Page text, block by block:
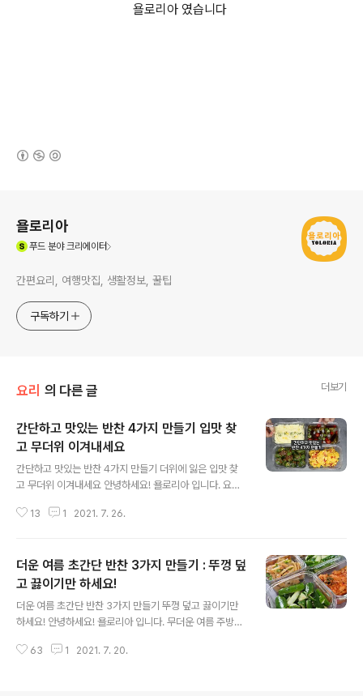
욜로리아 였습니다
욜로리아
푸드 분야 크리에이터
간편요리, 여행맛집, 생활정보, 꿀팁
구독하기
요리 의 다른 글 더보기
간단하고 맛있는 반찬 4가지 만들기 입맛 찾
고 무더위 이겨내세요
간단하고 맛있는 반찬 4가지 만들기 더위에 잃은 입맛 찾
고 무더위 이겨내세요 안녕하세요! 욜로리아 입니다. 요즘
더위에 입맛 까지 잃어 먹고 싶은 것도 없는 요즘 열대야로
찬 4가지 만들기 가지, 오이고추, 감자, 삶은 옥수수 가지냉
국 레시피 가지 2개, 청고추 1개, 홍고추 1개 물 600ml, 소
금 1숟가락 설탕 2숟가락, 2배식초 4숟가락 더위에 잃어
버린 입맛 찾아주는 시원한 가지냉국 만들기 1.가지 자르기
가지 3~4등분 후 세워서 6~9등분으로 잘라주세요 자른
가지는 손가락 크기정도이면 됩니다 2.가지 익히기 물 50
13 1 2021. 7. 26.
더운 여름 초간단 반찬 3가지 만들기 : 뚜껑 덮
고 끓이기만 하세요!
더운 여름 초간단 반찬 3가지 만들기 뚜껑 덮고 끓이기만
하세요! 안녕하세요! 욜로리아 입니다. 무더운 여름 주방은
보다 더 빠르게 간단하게 만들수 있는 반찬3가지 만들어요
63 1 2021. 7. 20.